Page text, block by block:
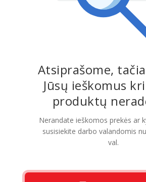
Pagojo k., Uosių g. 124, Kelmės
info@mbmanogarazas.lt
Atsiprašome,
Jūsų ieškomus
produktų
Nerandate ieškomos prekės ar
susisiekite darbo valandomis
val.